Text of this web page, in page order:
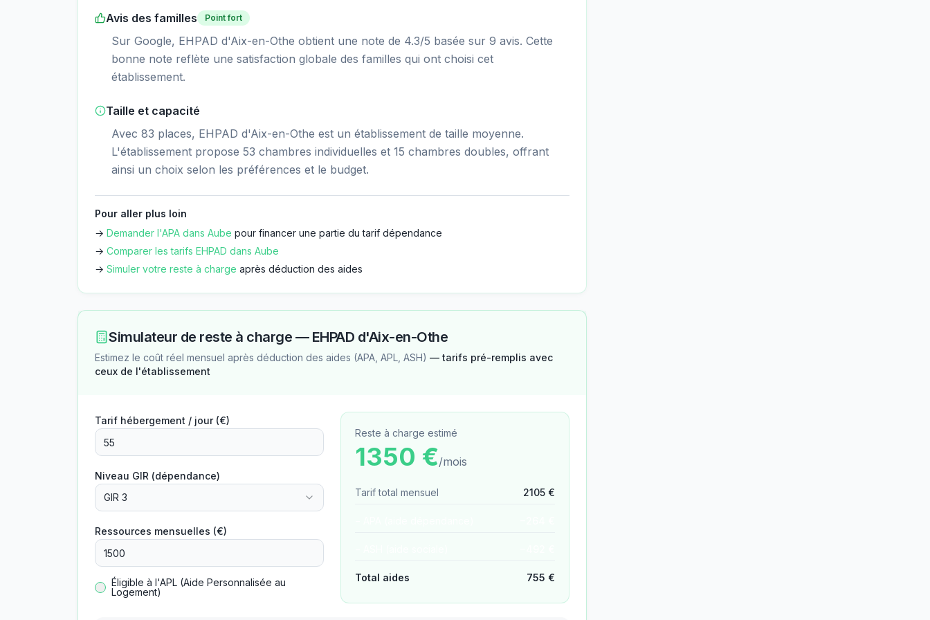
Avis des familles Point fort
Sur Google, EHPAD d'Aix-en-Othe obtient une note de 4.3/5 basée sur 9 avis. Cette
bonne note reflète une satisfaction globale des familles qui ont choisi cet
établissement.
Taille et capacité
Avec 83 places, EHPAD d'Aix-en-Othe est un établissement de taille moyenne.
L'établissement propose 53 chambres individuelles et 15 chambres doubles, offrant
ainsi un choix selon les préférences et le budget.
Pour aller plus loin
→ Demander l'APA dans Aube pour financer une partie du tarif dépendance
→ Comparer les tarifs EHPAD dans Aube
→ Simuler votre reste à charge après déduction des aides
Simulateur de reste à charge — EHPAD d'Aix-en-Othe
Estimez le coût réel mensuel après déduction des aides (APA, APL, ASH) — tarifs pré-remplis avec
ceux de l'établissement
Tarif hébergement / jour (€)
Niveau GIR (dépendance)
GIR 3
Ressources mensuelles (€)
Éligible à l'APL (Aide Personnalisée au
Logement)
Reste à charge estimé
1350 €/mois
Tarif total mensuel 2105 €
Total aides 755 €